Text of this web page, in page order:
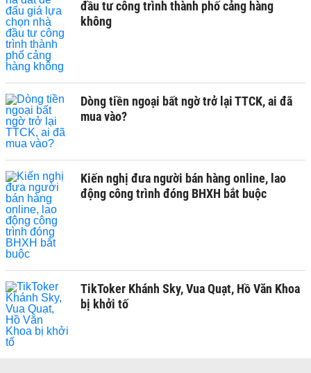
đầu tư công trình thành phố cảng hàng
không
Dòng tiền ngoại bất ngờ trở lại TTCK, ai đã
mua vào?
Kiến nghị đưa người bán hàng online, lao
động công trình đóng BHXH bắt buộc
TikToker Khánh Sky, Vua Quạt, Hồ Văn Khoa
bị khởi tố